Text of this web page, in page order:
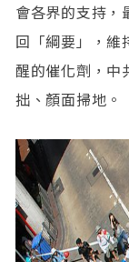
會各界的支持，
回「綱要」，維
醒的催化劑，中
拙、顏面掃地。